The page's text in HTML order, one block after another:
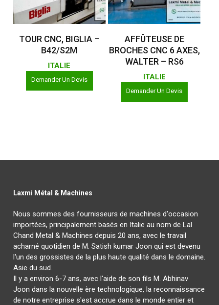
TOUR CNC, BIGLIA –
B42/S2M
ITALIE
Demander Un Devis
Lire La Suite
AFFÛTEUSE DE
BROCHES CNC 6 AXES,
WALTER – RS6
ITALIE
Demander Un Devis
Laxmi Métal & Machines
Nous sommes des fournisseurs de machines d'occasion
importées, principalement basés en Italie au nom de Lal
Chand Metal & Machines depuis 20 ans, avec le travail
acharné quotidien de M. Satish kumar Joon qui est devenu
l'un des grossistes de la plus haute qualité dans le domaine.
Asie du sud.
Il y a environ 6-7 ans, avec l'aide de son fils M. Abhinav
Joon dans la nouvelle ère technologique, la reconnaissance
de notre entreprise s'est accrue dans le monde entier et